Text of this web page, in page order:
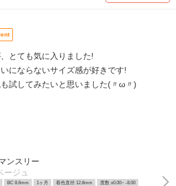
とても気に入りました!
にならないサイズ感が好きです!
試してみたいと思いました(〃ω〃)
ンスリー
ージュ
BC 8.6mm 1ヶ月 着色直径 12.8mm 度数 ±0.00~ -8.00